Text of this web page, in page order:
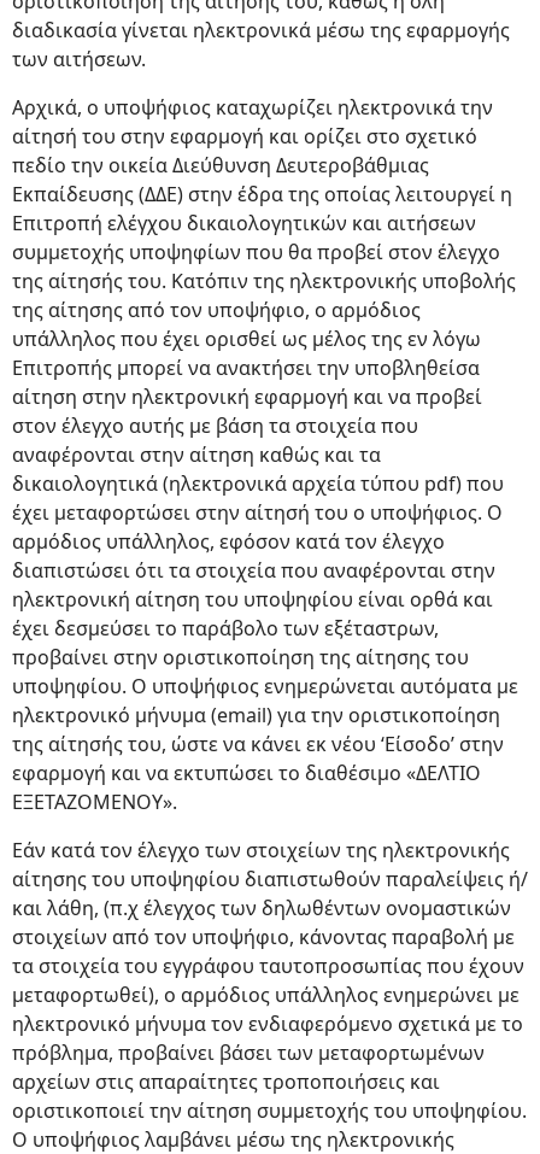
διαδικασία γίνεται ηλεκτρονικά μέσω της εφαρμογής
των αιτήσεων.
Αρχικά, ο υποψήφιος καταχωρίζει ηλεκτρονικά την
αίτησή του στην εφαρμογή και ορίζει στο σχετικό
πεδίο την οικεία Διεύθυνση Δευτεροβάθμιας
Εκπαίδευσης (ΔΔΕ) στην έδρα της οποίας λειτουργεί η
Επιτροπή ελέγχου δικαιολογητικών και αιτήσεων
συμμετοχής υποψηφίων που θα προβεί στον έλεγχο
της αίτησής του. Κατόπιν της ηλεκτρονικής υποβολής
της αίτησης από τον υποψήφιο, ο αρμόδιος
υπάλληλος που έχει ορισθεί ως μέλος της εν λόγω
Επιτροπής μπορεί να ανακτήσει την υποβληθείσα
αίτηση στην ηλεκτρονική εφαρμογή και να προβεί
στον έλεγχο αυτής με βάση τα στοιχεία που
αναφέρονται στην αίτηση καθώς και τα
δικαιολογητικά (ηλεκτρονικά αρχεία τύπου pdf) που
έχει μεταφορτώσει στην αίτησή του ο υποψήφιος. Ο
αρμόδιος υπάλληλος, εφόσον κατά τον έλεγχο
διαπιστώσει ότι τα στοιχεία που αναφέρονται στην
ηλεκτρονική αίτηση του υποψηφίου είναι ορθά και
έχει δεσμεύσει το παράβολο των εξέταστρων,
προβαίνει στην οριστικοποίηση της αίτησης του
υποψηφίου. Ο υποψήφιος ενημερώνεται αυτόματα με
ηλεκτρονικό μήνυμα (email) για την οριστικοποίηση
της αίτησής του, ώστε να κάνει εκ νέου ‘Είσοδο’ στην
εφαρμογή και να εκτυπώσει το διαθέσιμο «ΔΕΛΤΙΟ
ΕΞΕΤΑΖΟΜΕΝΟΥ».
Εάν κατά τον έλεγχο των στοιχείων της ηλεκτρονικής
αίτησης του υποψηφίου διαπιστωθούν παραλείψεις ή/
και λάθη, (π.χ έλεγχος των δηλωθέντων ονομαστικών
στοιχείων από τον υποψήφιο, κάνοντας παραβολή με
τα στοιχεία του εγγράφου ταυτοπροσωπίας που έχουν
μεταφορτωθεί), ο αρμόδιος υπάλληλος ενημερώνει με
ηλεκτρονικό μήνυμα τον ενδιαφερόμενο σχετικά με το
πρόβλημα, προβαίνει βάσει των μεταφορτωμένων
αρχείων στις απαραίτητες τροποποιήσεις και
οριστικοποιεί την αίτηση συμμετοχής του υποψηφίου.
Ο υποψήφιος λαμβάνει μέσω της ηλεκτρονικής